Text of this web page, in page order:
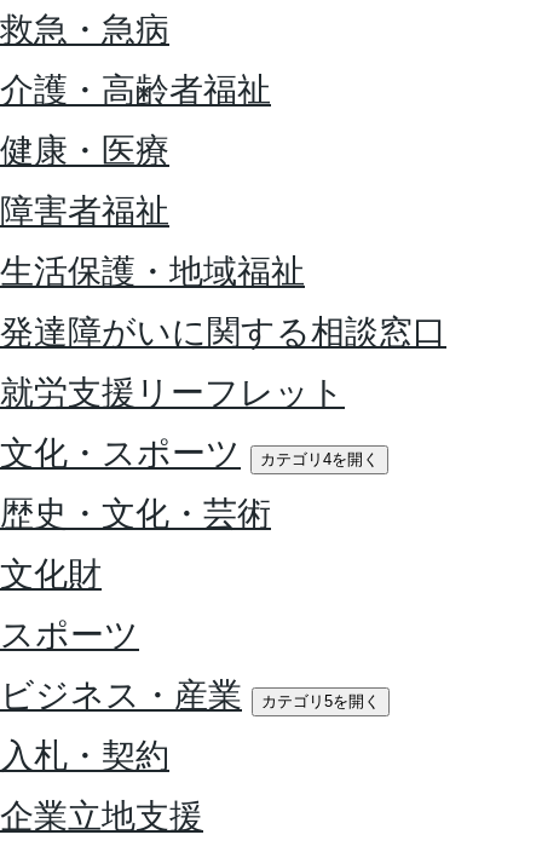
救急・急病
介護・高齢者福祉
健康・医療
障害者福祉
生活保護・地域福祉
発達障がいに関する相談窓口
就労支援リーフレット
文化・スポーツ
カテゴリ4を開く
歴史・文化・芸術
文化財
スポーツ
ビジネス・産業
カテゴリ5を開く
入札・契約
企業立地支援